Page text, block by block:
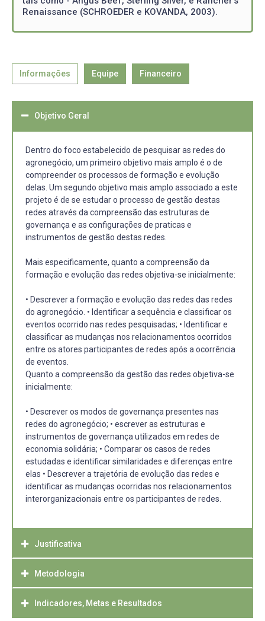
Renaissance (SCHROEDER e KOVANDA, 2003).
Informações Equipe Financeiro
Objetivo Geral
Dentro do foco estabelecido de pesquisar as redes do
agronegócio, um primeiro objetivo mais amplo é o de
compreender os processos de formação e evolução
delas. Um segundo objetivo mais amplo associado a este
projeto é de se estudar o processo de gestão destas
redes através da compreensão das estruturas de
governança e as configurações de praticas e
instrumentos de gestão destas redes.
Mais especificamente, quanto a compreensão da
formação e evolução das redes objetiva-se inicialmente:
• Descrever a formação e evolução das redes das redes
do agronegócio. • Identificar a sequência e classificar os
eventos ocorrido nas redes pesquisadas; • Identificar e
classificar as mudanças nos relacionamentos ocorridos
entre os atores participantes de redes após a ocorrência
de eventos.
Quanto a compreensão da gestão das redes objetiva-se
inicialmente:
• Descrever os modos de governança presentes nas
redes do agronegócio; • escrever as estruturas e
instrumentos de governança utilizados em redes de
economia solidária; • Comparar os casos de redes
estudadas e identificar similaridades e diferenças entre
elas • Descrever a trajetória de evolução das redes e
identificar as mudanças ocorridas nos relacionamentos
interorganizacionais entre os participantes de redes.
Justificativa
Apesar dos exemplos anteriormente expostos, as redes
interorganizacionais relativas agronegócio enfrentam
barreiras para se consolidarem. Constata-se uma fraca
Metodologia
Estratégias e métodos de pesquisa
Indicadores, Metas e Resultados